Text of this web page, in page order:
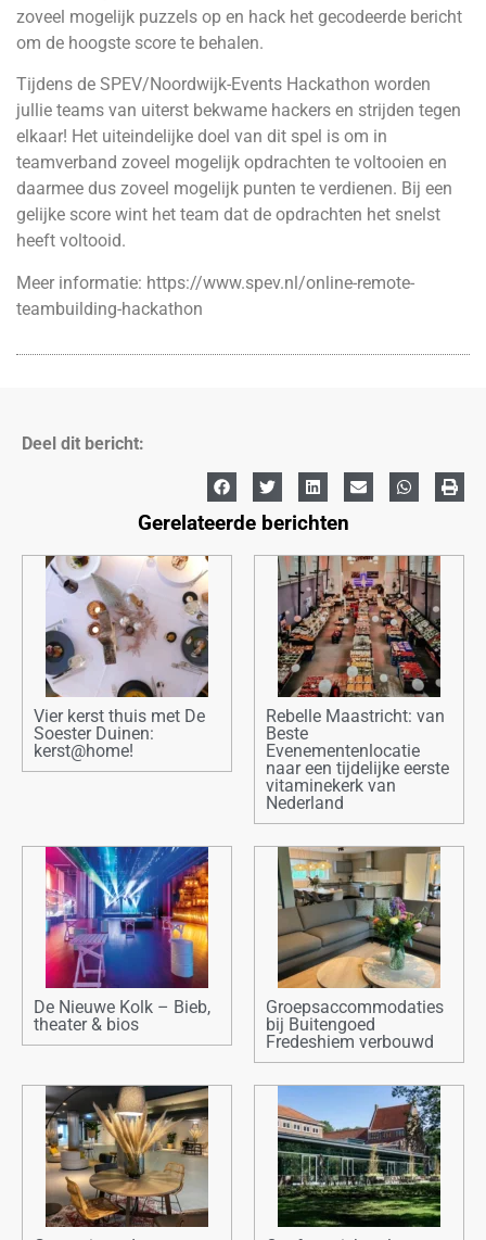
zoveel mogelijk puzzels op en hack het gecodeerde bericht
om de hoogste score te behalen.
Tijdens de SPEV/Noordwijk-Events Hackathon worden
jullie teams van uiterst bekwame hackers en strijden tegen
elkaar! Het uiteindelijke doel van dit spel is om in
teamverband zoveel mogelijk opdrachten te voltooien en
daarmee dus zoveel mogelijk punten te verdienen. Bij een
gelijke score wint het team dat de opdrachten het snelst
heeft voltooid.
Meer informatie: https://www.spev.nl/online-remote-
teambuilding-hackathon
Deel dit bericht:
Gerelateerde berichten
Vier kerst thuis met De
Soester Duinen:
kerst@home!
Rebelle Maastricht: van
Beste
Evenementenlocatie
naar een tijdelijke eerste
vitaminekerk van
Nederland
De Nieuwe Kolk – Bieb,
theater & bios
Groepsaccommodaties
bij Buitengoed
Fredeshiem verbouwd